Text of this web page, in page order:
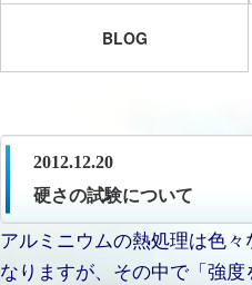
BLOG
2012.12.20
硬さの試験について
アルミニウムの熱処理は色
なりますが、その中で「強